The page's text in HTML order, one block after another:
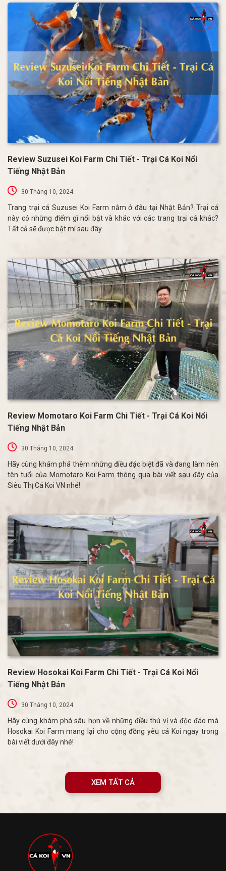
Review Suzusei Koi Farm Chi Tiết - Trại Cá Koi Nổi
Tiếng Nhật Bản
30 Tháng 10, 2024
Trang trại cá Suzusei Koi Farm nằm ở đâu tại Nhật Bản? Trại cá
này có những điểm gì nổi bật và khác với các trang trại cá khác?
Tất cả sẽ được bật mí sau đây.
Review Momotaro Koi Farm Chi Tiết - Trại Cá Koi Nổi
Tiếng Nhật Bản
30 Tháng 10, 2024
Hãy cùng khám phá thêm những điều đặc biệt đã và đang làm nên
tên tuổi của Momotaro Koi Farm thông qua bài viết sau đây của
Siêu Thị Cá Koi VN nhé!
Review Hosokai Koi Farm Chi Tiết - Trại Cá Koi Nổi
Tiếng Nhật Bản
30 Tháng 10, 2024
Hãy cùng khám phá sâu hơn về những điều thú vị và độc đáo mà
Hosokai Koi Farm mang lại cho cộng đồng yêu cá Koi ngay trong
bài viết dưới đây nhé!
XEM TẤT CẢ